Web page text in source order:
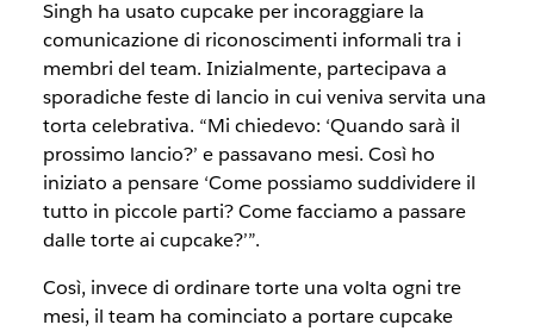
Singh ha usato cupcake per incoraggiare la
comunicazione di riconoscimenti informali tra i
membri del team. Inizialmente, partecipava a
sporadiche feste di lancio in cui veniva servita una
torta celebrativa. “Mi chiedevo: ‘Quando sarà il
prossimo lancio?’ e passavano mesi. Così ho
iniziato a pensare ‘Come possiamo suddividere il
tutto in piccole parti? Come facciamo a passare
dalle torte ai cupcake?’”.
Così, invece di ordinare torte una volta ogni tre
mesi, il team ha cominciato a portare cupcake